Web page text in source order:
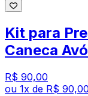
Kit para
Caneca
R$ 90,00
ou 1x de R$ 90,00